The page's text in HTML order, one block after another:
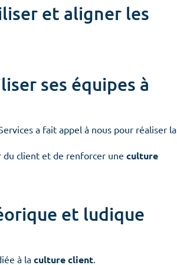
et aligner les
ses équipes à
a fait appel à nous pour réaliser la
du client et de renforcer une culture
et ludique
à la culture client.